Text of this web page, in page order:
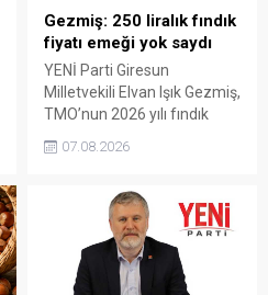
Gezmiş: 250 liralık fındık
fiyatı emeği yok saydı
YENİ Parti Giresun
Milletvekili Elvan Işık Gezmiş,
TMO’nun 2026 yılı fındık
Açıklanan rakamın üreticinin
karşılamadığını belirten
Gezmiş, “Üreticiyi yok
sayanı, günü geldiğinde
üretici de yok sayacaktır”
dedi.
07.08.2026